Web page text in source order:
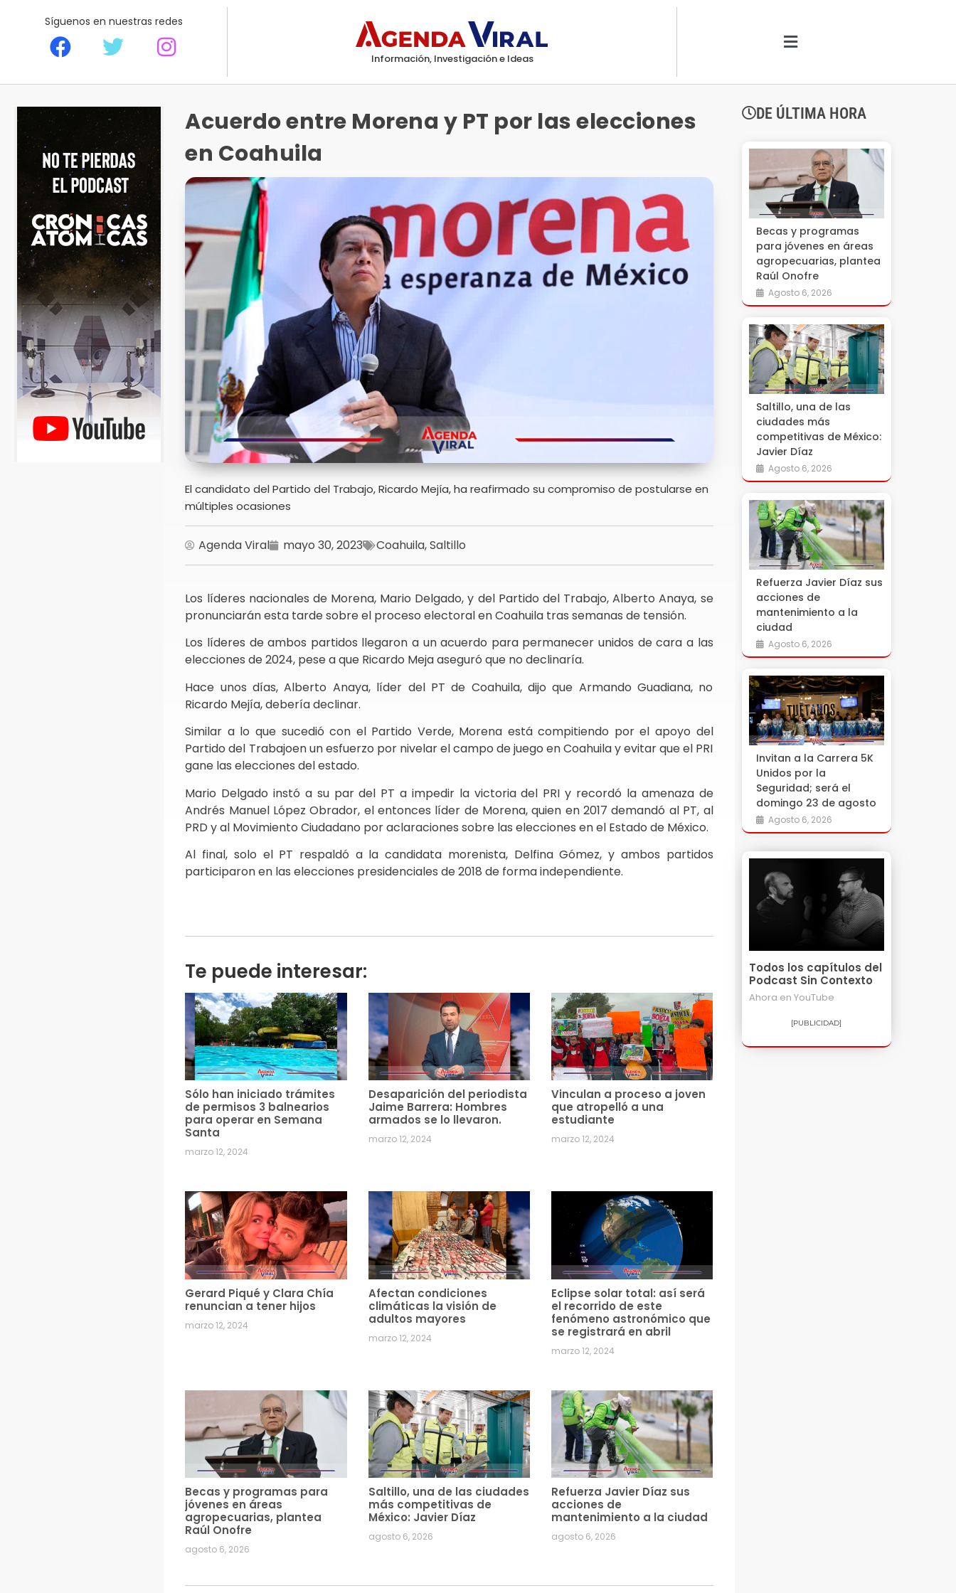
Síguenos en nuestras redes
Información, Investigación e Ideas
Acuerdo entre Morena y PT por las elecciones
en Coahuila
El candidato del Partido del Trabajo, Ricardo Mejía, ha reafirmado su compromiso de postularse en
múltiples ocasiones
Agenda Viral mayo 30, 2023 Coahuila,Saltillo
Los líderes nacionales de Morena, Mario Delgado, y del Partido del Trabajo, Alberto Anaya, se
pronunciarán esta tarde sobre el proceso electoral en Coahuila tras semanas de tensión.
Los líderes de ambos partidos llegaron a un acuerdo para permanecer unidos de cara a las
elecciones de 2024, pese a que Ricardo Meja aseguró que no declinaría.
Hace unos días, Alberto Anaya, líder del PT de Coahuila, dijo que Armando Guadiana, no
Ricardo Mejía, debería declinar.
Similar a lo que sucedió con el Partido Verde, Morena está compitiendo por el apoyo del
Partido del Trabajoen un esfuerzo por nivelar el campo de juego en Coahuila y evitar que el PRI
gane las elecciones del estado.
Mario Delgado instó a su par del PT a impedir la victoria del PRI y recordó la amenaza de
Andrés Manuel López Obrador, el entonces líder de Morena, quien en 2017 demandó al PT, al
PRD y al Movimiento Ciudadano por aclaraciones sobre las elecciones en el Estado de México.
Al final, solo el PT respaldó a la candidata morenista, Delfina Gómez, y ambos partidos
participaron en las elecciones presidenciales de 2018 de forma independiente.
Te puede interesar:
Sólo han iniciado trámites
de permisos 3 balnearios
para operar en Semana
Santa
marzo 12, 2024
Desaparición del periodista
Jaime Barrera: Hombres
armados se lo llevaron.
marzo 12, 2024
Vinculan a proceso a joven
que atropelló a una
estudiante
marzo 12, 2024
Gerard Piqué y Clara Chía
renuncian a tener hijos
marzo 12, 2024
Afectan condiciones
climáticas la visión de
adultos mayores
marzo 12, 2024
Eclipse solar total: así será
el recorrido de este
fenómeno astronómico que
se registrará en abril
marzo 12, 2024
Becas y programas para
jóvenes en áreas
agropecuarias, plantea
Raúl Onofre
agosto 6, 2026
Saltillo, una de las ciudades
más competitivas de
México: Javier Díaz
agosto 6, 2026
Refuerza Javier Díaz sus
acciones de
mantenimiento a la ciudad
agosto 6, 2026
DE ÚLTIMA HORA
Becas y programas
para jóvenes en áreas
agropecuarias, plantea
Raúl Onofre
Agosto 6, 2026
Saltillo, una de las
ciudades más
competitivas de México:
Javier Díaz
Agosto 6, 2026
Refuerza Javier Díaz sus
acciones de
mantenimiento a la
ciudad
Agosto 6, 2026
Invitan a la Carrera 5K
Unidos por la
Seguridad; será el
domingo 23 de agosto
Agosto 6, 2026
Todos los capítulos del
Podcast Sin Contexto
Ahora en YouTube
[PUBLICIDAD]